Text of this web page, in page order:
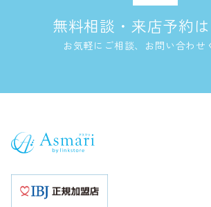
無料相談・来店予約
お気軽にご相談、お問い合わせ